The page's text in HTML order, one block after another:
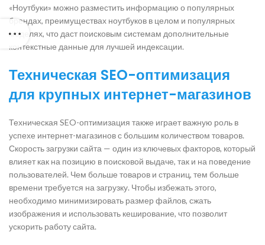
«Ноутбуки» можно разместить информацию о популярных
брендах, преимуществах ноутбуков в целом и популярных
моделях, что даст поисковым системам дополнительные
контекстные данные для лучшей индексации.
Техническая SEO-оптимизация
для крупных интернет-магазинов
Техническая SEO-оптимизация также играет важную роль в
успехе интернет-магазинов с большим количеством товаров.
Скорость загрузки сайта — один из ключевых факторов, который
влияет как на позицию в поисковой выдаче, так и на поведение
пользователей. Чем больше товаров и страниц, тем больше
времени требуется на загрузку. Чтобы избежать этого,
необходимо минимизировать размер файлов, сжать
изображения и использовать кеширование, что позволит
ускорить работу сайта.